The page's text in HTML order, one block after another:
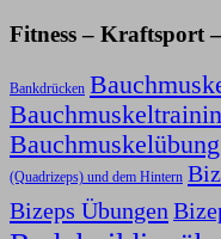
Fitness – Kraftsport
Bankdrücken
Bauchmuskelübung
(Quadrizeps) und dem Hintern
Bizeps Übungen